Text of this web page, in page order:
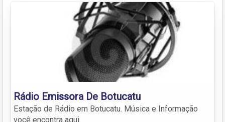
Rádio Emissora De Botucatu
Estação de Rádio em Botucatu. Música e Informação
você encontra aqui.